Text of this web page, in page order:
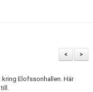
>
<
Elofssonhallen. Här